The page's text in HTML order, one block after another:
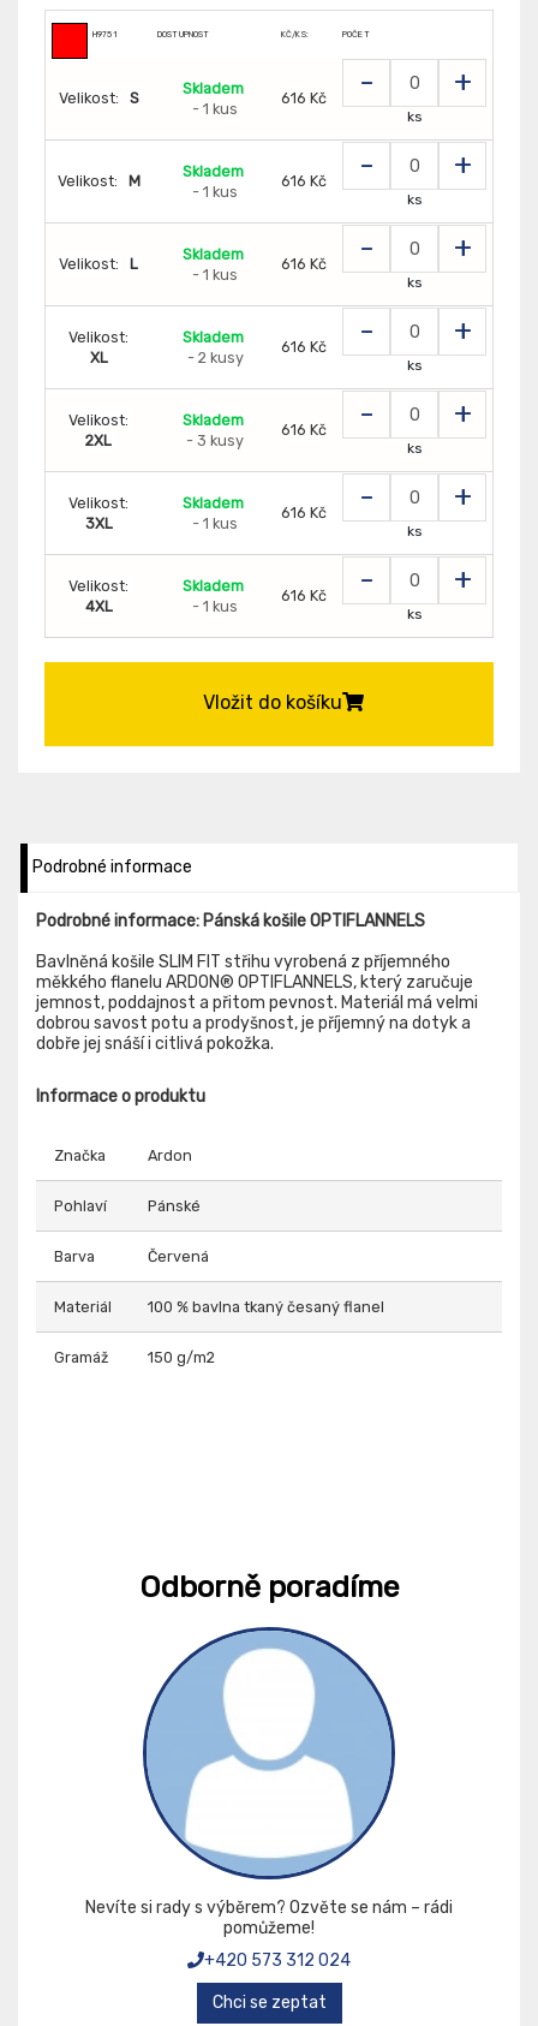
H9751 DOSTUPNOST KČ/KS: POČET
Velikost: S
Skladem
- 1 kus
616 Kč - +
ks
Velikost: M
Skladem
- 1 kus
616 Kč - +
ks
Velikost: L
Skladem
- 1 kus
616 Kč - +
ks
Velikost:
XL
Skladem
- 2 kusy
616 Kč - +
ks
Velikost:
2XL
Skladem
- 3 kusy
616 Kč - +
ks
Velikost:
3XL
Skladem
- 1 kus
616 Kč - +
ks
Velikost:
4XL
Skladem
- 1 kus
616 Kč - +
ks
Vložit do košíku
Podrobné informace
Podrobné informace: Pánská košile OPTIFLANNELS
Bavlněná košile SLIM FIT střihu vyrobená z příjemného
měkkého flanelu ARDON® OPTIFLANNELS, který zaručuje
jemnost, poddajnost a přitom pevnost. Materiál má velmi
dobrou savost potu a prodyšnost, je příjemný na dotyk a
dobře jej snáší i citlivá pokožka.
Informace o produktu
Značka Ardon
Pohlaví Pánské
Barva Červená
Materiál 100 % bavlna tkaný česaný flanel
Gramáž 150 g/m2
Odborně poradíme
Nevíte si rady s výběrem? Ozvěte se nám – rádi
pomůžeme!
+420 573 312 024
Chci se zeptat